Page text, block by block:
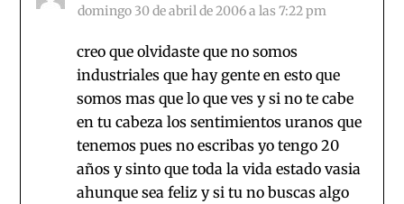
domingo 30 de abril de 2006 a las 7:22 pm
creo que olvidaste que no somos
industriales que hay gente en esto que
somos mas que lo que ves y si no te cabe
en tu cabeza los sentimientos uranos que
tenemos pues no escribas yo tengo 20
años y sinto que toda la vida estado vasia
ahunque sea feliz y si tu no buscas algo